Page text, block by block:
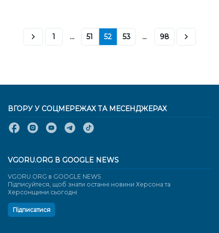
1 ... 51 52 53 ... 98
ВГОРУ У СОЦМЕРЕЖАХ ТА МЕСЕНДЖЕРАХ
VGORU.ORG В GOOGLE NEWS
VGORU.ORG в GOOGLE NEWS
Підписуйтеся, щоб знати останні новини Херсона та
Херсонщини сьогодні
Підписатися